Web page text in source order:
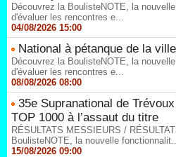
Découvrez la BoulisteNOTE, la
d'évaluer les rencontres e...
04/08/2026 15:00
National à pétanque de la
Découvrez la BoulisteNOTE, la
d'évaluer les rencontres e...
08/08/2026 08:00
35e Supranational de
TOP 1000 à l’assaut du titre
RÉSULTATS MESSIEURS /
BoulisteNOTE, la nouvelle
15/08/2026 09:00